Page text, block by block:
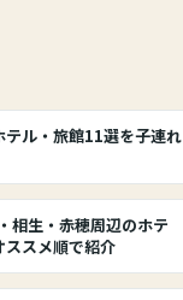
ル・旅館11選を子連れ
相生・赤穂周辺のホテ
ススメ順で紹介